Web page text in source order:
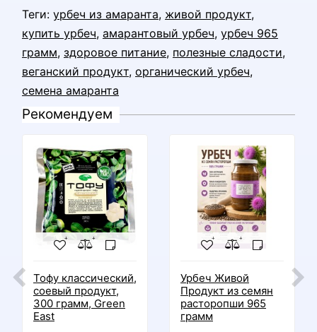
Теги: урбеч из амаранта, живой продукт,
купить урбеч, амарантовый урбеч, урбеч 965
грамм, здоровое питание, полезные сладости,
веганский продукт, органический урбеч,
семена амаранта
Рекомендуем
Тофу классический,
соевый продукт,
300 грамм, Green
East
Урбеч Живой
Продукт из семян
расторопши 965
грамм